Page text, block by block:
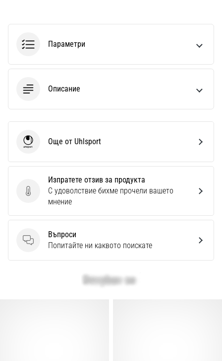
Параметри
Описание
Изпратете отзив за продукта
Изпратете отзив за продукта
С удоволствие бихме прочели вашето
мнение
Въпроси
Въпроси
Попитайте ни каквото поискате
UhlsportОще от Uhlsport